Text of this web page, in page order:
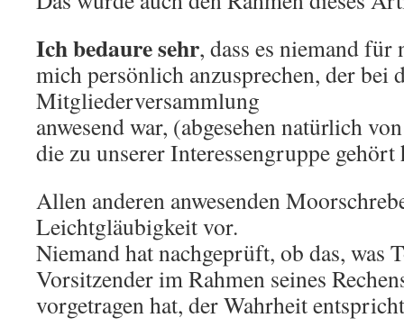
Ich bedaure sehr, dass es niemand für
mich persönlich anzusprechen, der bei
Mitgliederversammlung
anwesend war, (abgesehen natürlich
die zu unserer Interessengruppe gehört
Allen anderen anwesenden
Leichtgläubigkeit vor.
Niemand hat nachgeprüft, ob das, was
Vorsitzender im Rahmen seines
vorgetragen hat, der Wahrheit